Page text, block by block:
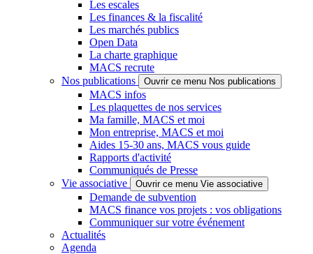
Les escales
Les finances & la fiscalité
Les marchés publics
Open Data
La charte graphique
MACS recrute
Nos publications
Ouvrir ce menu Nos publications
MACS infos
Les plaquettes de nos services
Ma famille, MACS et moi
Mon entreprise, MACS et moi
Aides 15-30 ans, MACS vous guide
Rapports d'activité
Communiqués de Presse
Vie associative
Ouvrir ce menu Vie associative
Demande de subvention
MACS finance vos projets : vos obligations
Communiquer sur votre événement
Actualités
Agenda